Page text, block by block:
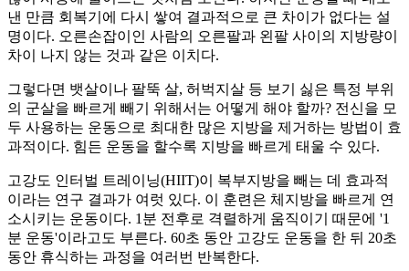
낸 만큼 회복기에 다시 쌓여 결과적으로 큰 차이가 없다는 설
명이다. 오른손잡이인 사람의 오른팔과 왼팔 사이의 지방량이
차이 나지 않는 것과 같은 이치다.
그렇다면 뱃살이나 팔뚝 살, 허벅지살 등 보기 싫은 특정 부위
의 군살을 빠르게 빼기 위해서는 어떻게 해야 할까? 전신을 모
두 사용하는 운동으로 최대한 많은 지방을 제거하는 방법이 효
과적이다. 힘든 운동을 할수록 지방을 빠르게 태울 수 있다.
고강도 인터벌 트레이닝(HIIT)이 복부지방을 빼는 데 효과적
이라는 연구 결과가 여럿 있다. 이 훈련은 체지방을 빠르게 연
소시키는 운동이다. 1분 전후로 격렬하게 움직이기 때문에 '1
분 운동'이라고도 부른다. 60초 동안 고강도 운동을 한 뒤 20초
동안 휴식하는 과정을 여러번 반복한다.